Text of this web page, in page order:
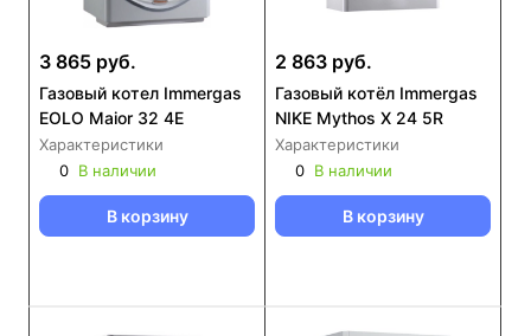
3 865 руб.
Газовый котел Immergas
EOLO Maior 32 4E
Характеристики
0 В наличии
В корзину
2 863 руб.
Газовый котёл Immergas
NIKE Mythos X 24 5R
Характеристики
0 В наличии
В корзину